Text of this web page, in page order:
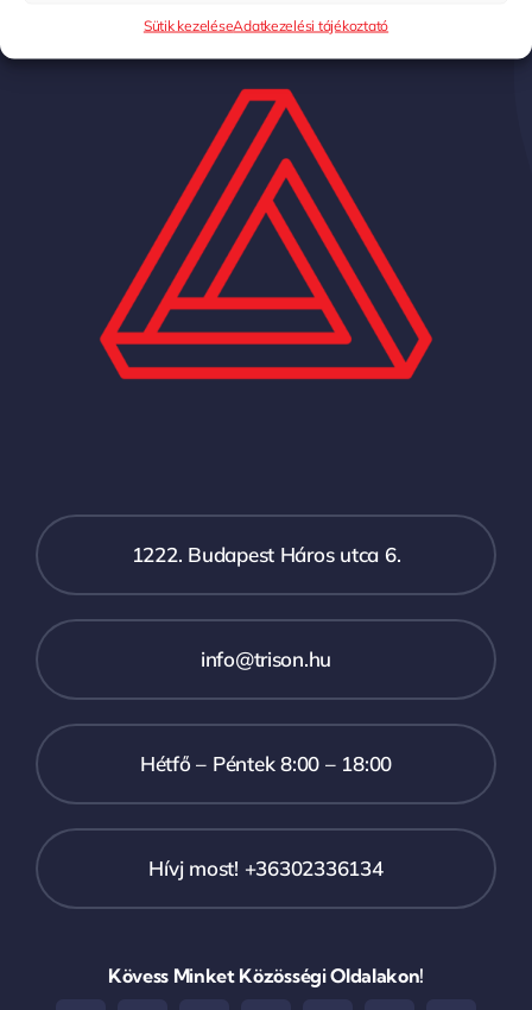
Sütik kezeléseAdatkezelési tájékoztató
1222. Budapest Háros utca 6.
info@trison.hu
Hétfő – Péntek 8:00 – 18:00
Hívj most! +36302336134
Kövess Minket Közösségi Oldalakon!